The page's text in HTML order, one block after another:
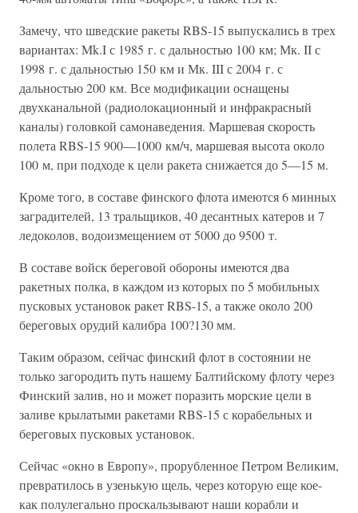
Замечу, что шведские ракеты RBS-15 выпускались в трех
вариантах: Mk.I с 1985 г. с дальностью 100 км; Мк. II с
1998 г. с дальностью 150 км и Мк. III с 2004 г. с
дальностью 200 км. Все модификации оснащены
двухканальной (радиолокационный и инфракрасный
каналы) головкой самонаведения. Маршевая скорость
полета RBS-15 900—1000 км/ч, маршевая высота около
100 м, при подходе к цели ракета снижается до 5—15 м.
Кроме того, в составе финского флота имеются 6 минных
заградителей, 13 тральщиков, 40 десантных катеров и 7
ледоколов, водоизмещением от 5000 до 9500 т.
В составе войск береговой обороны имеются два
ракетных полка, в каждом из которых по 5 мобильных
пусковых установок ракет RBS-15, а также около 200
береговых орудий калибра 100?130 мм.
Таким образом, сейчас финский флот в состоянии не
только загородить путь нашему Балтийскому флоту через
Финский залив, но и может поразить морские цели в
заливе крылатыми ракетами RBS-15 с корабельных и
береговых пусковых установок.
Сейчас «окно в Европу», прорубленное Петром Великим,
превратилось в узенькую щель, через которую еще кое-
как полулегально проскальзывают наши корабли и